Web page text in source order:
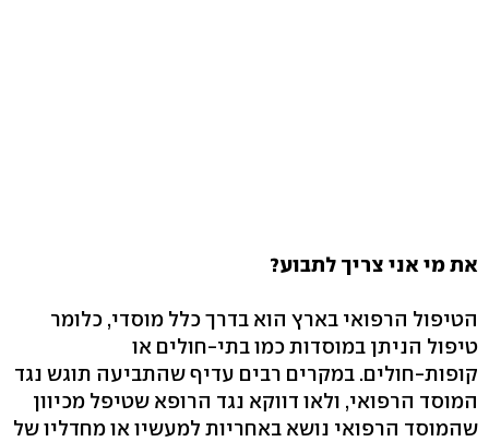
את מי אני צריך לתבוע?
הטיפול הרפואי בארץ הוא בדרך כלל מוסדי, כלומר
טיפול הניתן במוסדות כמו בתי-חולים או
קופות-חולים. במקרים רבים עדיף שהתביעה תוגש נגד
המוסד הרפואי, ולאו דווקא נגד הרופא שטיפל מכיוון
שהמוסד הרפואי נושא באחריות למעשיו או מחדליו של